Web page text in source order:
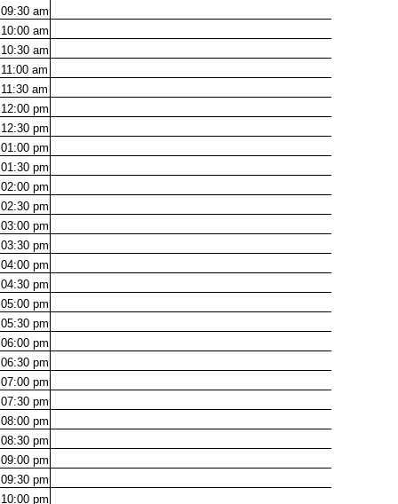
09:30 am
10:00 am
10:30 am
11:00 am
11:30 am
12:00 pm
12:30 pm
01:00 pm
01:30 pm
02:00 pm
02:30 pm
03:00 pm
03:30 pm
04:00 pm
04:30 pm
05:00 pm
05:30 pm
06:00 pm
06:30 pm
07:00 pm
07:30 pm
08:00 pm
08:30 pm
09:00 pm
09:30 pm
10:00 pm